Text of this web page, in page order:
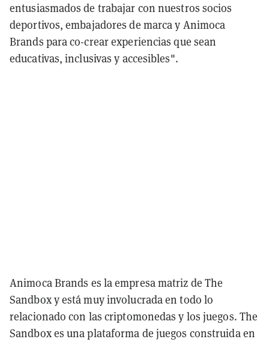
entusiasmados de trabajar con nuestros socios
deportivos, embajadores de marca y Animoca
Brands para co-crear experiencias que sean
educativas, inclusivas y accesibles".
Animoca Brands es la empresa matriz de The
Sandbox y está muy involucrada en todo lo
relacionado con las criptomonedas y los juegos. The
Sandbox es una plataforma de juegos construida en